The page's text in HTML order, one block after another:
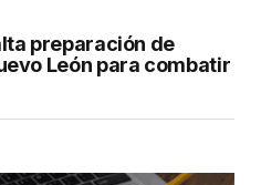
preparación de
León para combatir